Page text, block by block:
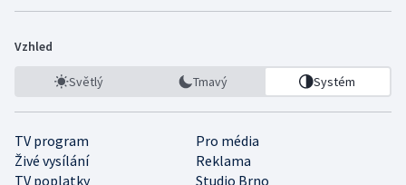
Vzhled
Světlý Tmavý Systém
TV program
Pro média
Živé vysílání
Reklama
TV poplatky
Studio Brno